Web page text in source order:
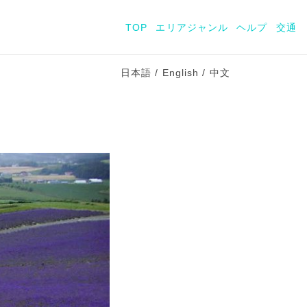
TOP エリアジャンル ヘルプ 交通
日本語 / English / 中文